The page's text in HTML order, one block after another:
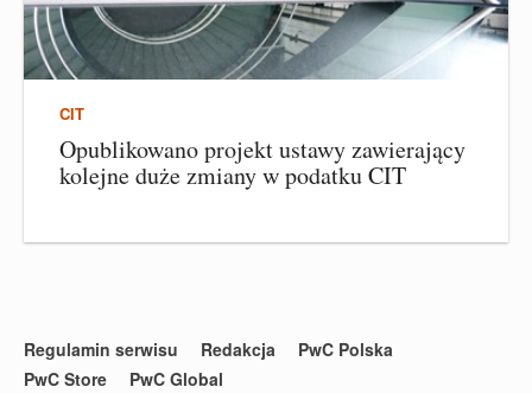
CIT
Opublikowano projekt ustawy zawierający
kolejne duże zmiany w podatku CIT
Regulamin serwisu Redakcja
PwC Polska
PwC Store
PwC Global